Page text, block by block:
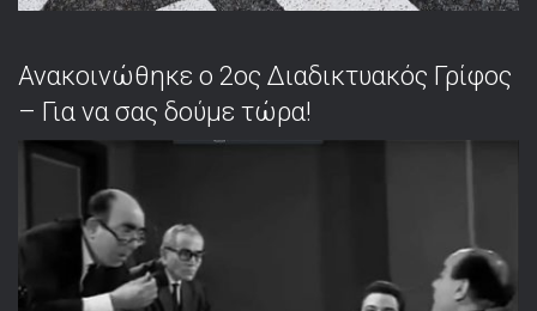
Ανακοινώθηκε ο 2ος Διαδικτυακός Γρίφος
– Για να σας δούμε τώρα!